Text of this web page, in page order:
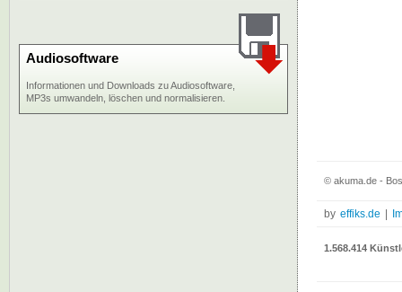
Audiosoftware
Informationen und Downloads zu Audiosoftware,
MP3s umwandeln, löschen und normalisieren.
© akuma.de -
by effiks.de
1.568.414